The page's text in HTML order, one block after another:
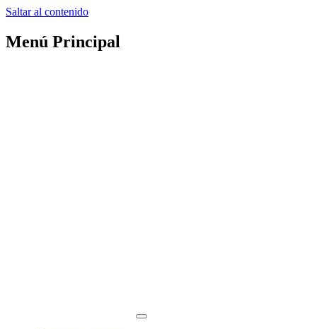
Saltar al contenido
Menú Principal